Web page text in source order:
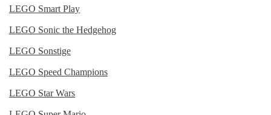
LEGO Smart Play
LEGO Sonic the Hedgehog
LEGO Sonstige
LEGO Speed Champions
LEGO Star Wars